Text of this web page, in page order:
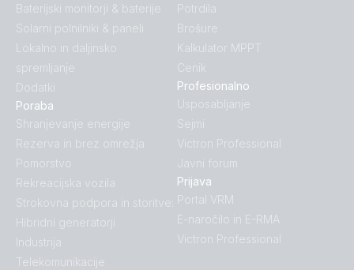
Baterijski monitorji & baterije
Solarni polnilniki & paneli
Lokalno in daljinsko
spremljanje
Dodatki
Poraba
Shranjevanje energije
Rezerva in brez omrežja
Pomorstvo
Rekreacijska vozila
Strokovna podpora in storitve:
Hibridni generatorji
Industrija
Telekomunikacije
Potrdila
Brošure
Kalkulator MPPT
Cenik
Profesionalno
Usposabljanje
Sejmi
Victron Professional
Javni forum
Prijava
Portal VRM
E-naročilo in E-RMA
Victron Professional